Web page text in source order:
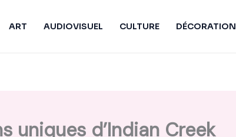
ART AUDIOVISUEL CULTURE DÉCORATION
uniques d’Indian Creek